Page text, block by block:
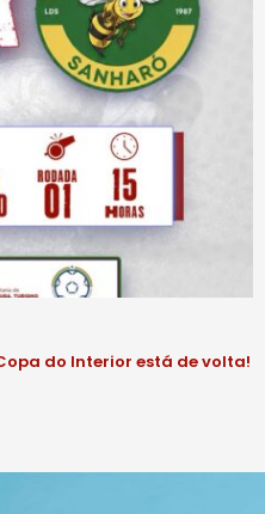
do Interior está de volta!